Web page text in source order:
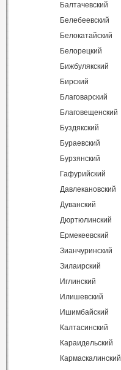
Балтачевский
Белебеевский
Белокатайский
Белорецкий
Бижбулякский
Бирский
Благоварский
Благовещенский
Буздякский
Бураевский
Бурзянский
Гафурийский
Давлекановский
Дуванский
Дюртюлинский
Ермекеевский
Зианчуринский
Зилаирский
Иглинский
Илишевский
Ишимбайский
Калтасинский
Караидельский
Кармаскалинский